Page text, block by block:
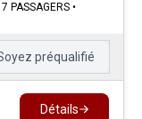
PASSAGERS •
préqualifié
Détails